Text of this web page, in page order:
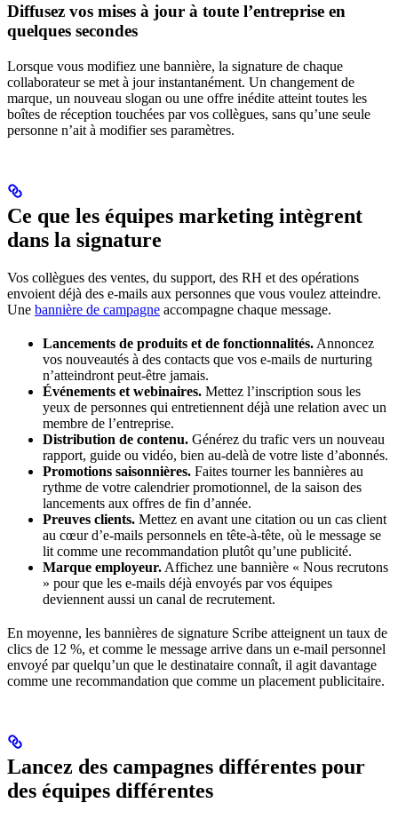
Diffusez vos mises à jour à toute l’entreprise en
quelques secondes
Lorsque vous modifiez une bannière, la signature de chaque
collaborateur se met à jour instantanément. Un changement de
marque, un nouveau slogan ou une offre inédite atteint toutes les
boîtes de réception touchées par vos collègues, sans qu’une seule
personne n’ait à modifier ses paramètres.
Ce que les équipes marketing intègrent
dans la signature
Vos collègues des ventes, du support, des RH et des opérations
envoient déjà des e-mails aux personnes que vous voulez atteindre.
Une bannière de campagne accompagne chaque message.
Lancements de produits et de fonctionnalités. Annoncez
vos nouveautés à des contacts que vos e-mails de nurturing
n’atteindront peut-être jamais.
Événements et webinaires. Mettez l’inscription sous les
yeux de personnes qui entretiennent déjà une relation avec un
membre de l’entreprise.
Distribution de contenu. Générez du trafic vers un nouveau
rapport, guide ou vidéo, bien au-delà de votre liste d’abonnés.
Promotions saisonnières. Faites tourner les bannières au
rythme de votre calendrier promotionnel, de la saison des
lancements aux offres de fin d’année.
Preuves clients. Mettez en avant une citation ou un cas client
au cœur d’e-mails personnels en tête-à-tête, où le message se
lit comme une recommandation plutôt qu’une publicité.
Marque employeur. Affichez une bannière « Nous recrutons
» pour que les e-mails déjà envoyés par vos équipes
deviennent aussi un canal de recrutement.
En moyenne, les bannières de signature Scribe atteignent un taux de
clics de 12 %, et comme le message arrive dans un e-mail personnel
envoyé par quelqu’un que le destinataire connaît, il agit davantage
comme une recommandation que comme un placement publicitaire.
Lancez des campagnes différentes pour
des équipes différentes